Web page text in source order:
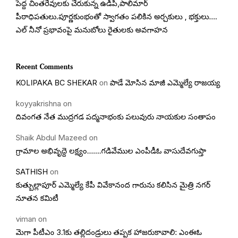
పెద్ద చింతరేవులకు చేరుకున్న ఉడిపి,పాలిమార్
పీఠాధిపతులు.పూర్ణకుంభంతో స్వాగతం పలికిన అర్చకులు , భక్తులు….
ఎల్ నీనో ప్రభావంపై మనుబోలు రైతులకు అవగాహన
Recent Comments
KOLIPAKA BC SHEKAR onపాడే మోసిన మాజీ ఎమ్మెల్యే రాజయ్య
koyyakrishna on
దివంగత నేత ముద్రగడ పద్మనాభంకు పలువురు నాయకుల సంతాపం
Shaik Abdul Mazeed on
గ్రామాల అభివృద్దె లక్ష్యం…….గడివేముల ఎంపీడీఓ వాసుదేవగుప్తా
SATHISH on
కుత్బుల్లాపూర్ ఎమ్మెల్యే కేపీ వివేకానంద గారును కలిసిన మైత్రి నగర్
నూతన కమిటీ
viman on
మెగా పీటీఎం 3.1కు తల్లిదండ్రులు తప్పక హాజరుకావాలి: ఎంఈఓ